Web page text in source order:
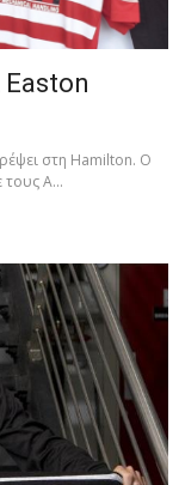
στη Hamilton. O
τους A...